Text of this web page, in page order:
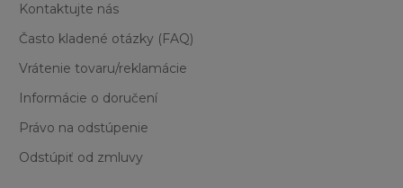
Kontaktujte nás
Často kladené otázky (FAQ)
Vrátenie tovaru/reklamácie
Informácie o doručení
Právo na odstúpenie
Odstúpiť od zmluvy